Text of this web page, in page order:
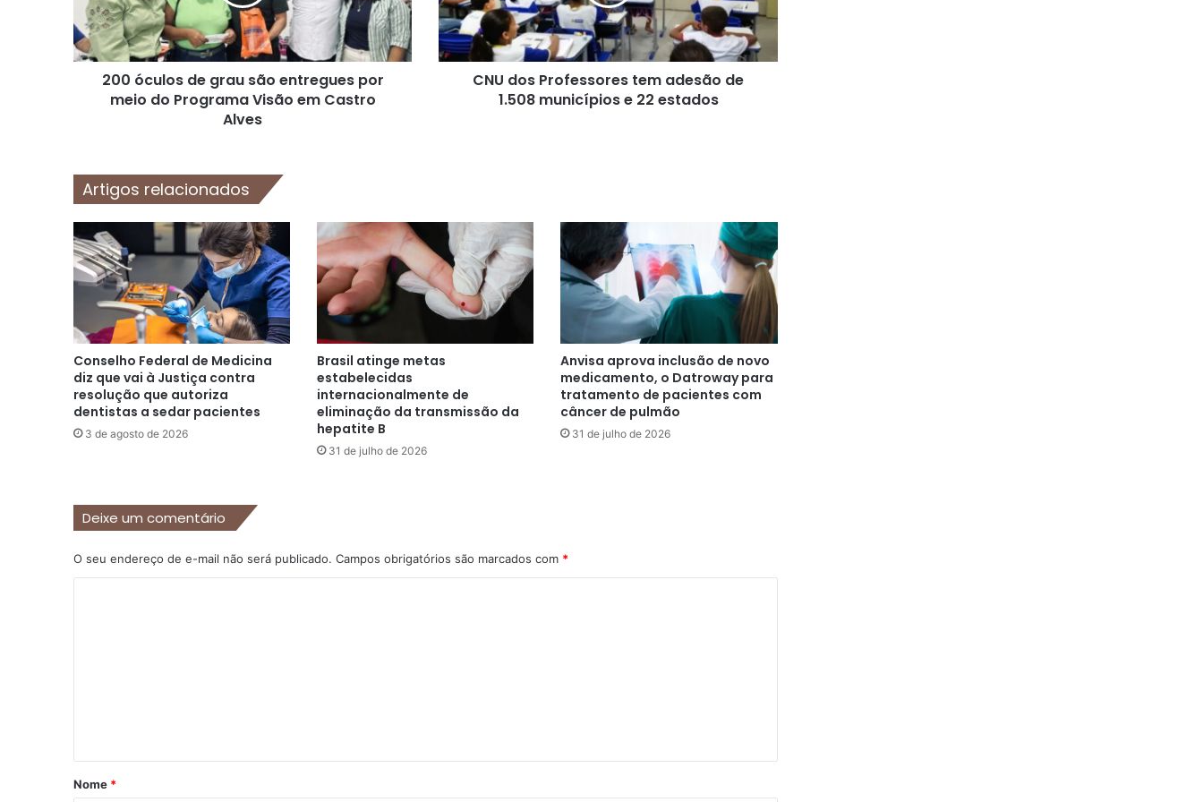
por
meio
do
Programa200 óculos de grau são entregues por
meio do Programa Visão em Castro
Alves
1.508
municípios
e
CNU dos Professores tem adesão de
1.508 municípios e 22 estados
Artigos relacionados
Conselho Federal de Medicina
diz que vai à Justiça contra
resolução que autoriza
dentistas a sedar pacientes
3 de agosto de 2026
Brasil atinge metas
estabelecidas
internacionalmente de
eliminação da transmissão da
hepatite B
31 de julho de 2026
Anvisa aprova inclusão de novo
medicamento, o Datroway para
tratamento de pacientes com
câncer de pulmão
31 de julho de 2026
Deixe um comentário
O seu endereço de e-mail não será publicado. Campos obrigatórios são marcados com *
rNome *